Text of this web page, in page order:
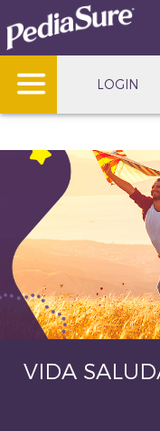
LOGIN
VIDA